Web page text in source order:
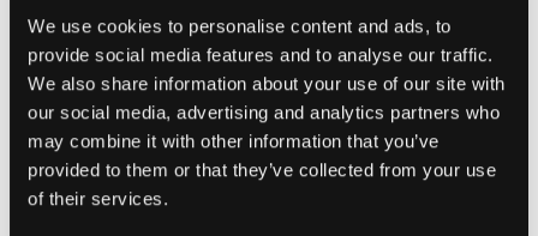
We use cookies to personalise content and ads, to
provide social media features and to analyse our traffic.
We also share information about your use of our site with
our social media, advertising and analytics partners who
may combine it with other information that you’ve
provided to them or that they’ve collected from your use
of their services.
In den Warenkorb
Zur Wunschliste hinzufügen
Zur Vergleichsliste hinzufügen